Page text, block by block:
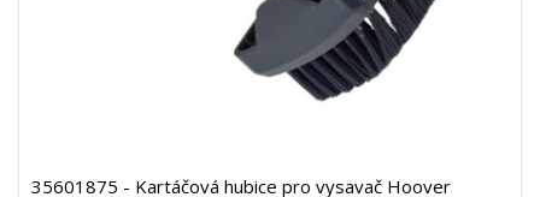
35601875 - Kartáčová hubice pro vysavač Hoover